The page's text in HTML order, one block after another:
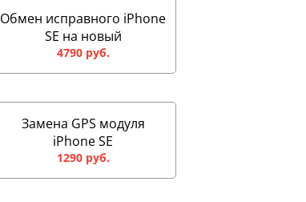
Обмен исправного iPhone
SE на новый
4790 руб.
Замена GPS модуля
iPhone SE
1290 руб.